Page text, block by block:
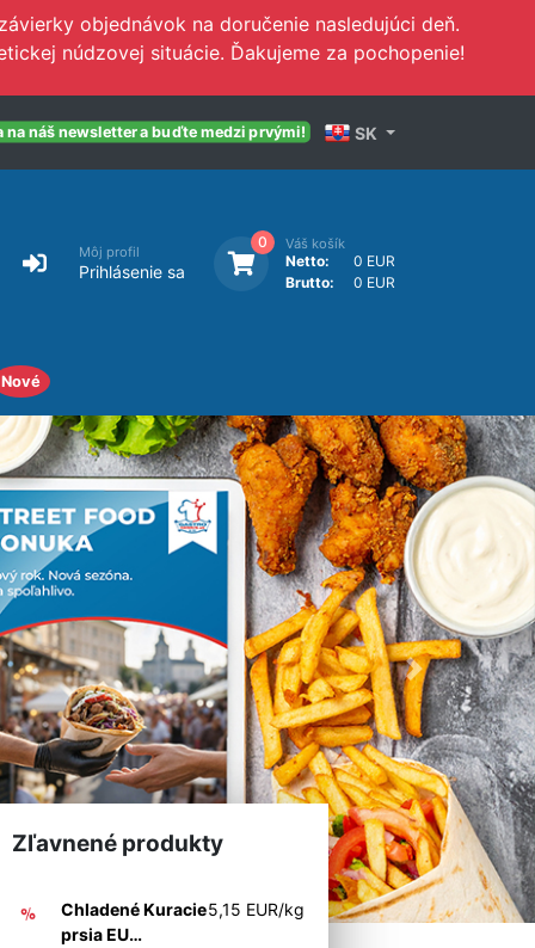
objednávok na doručenie nasledujúci deň.
núdzovej situácie. Ďakujeme za pochopenie!
na náš newsletter a buďte medzi prvými! SK
Môj profil
Prihlásenie sa
0 Váš košík
Netto:
0 EUR
Brutto:
0 EUR
Nové
Next
Zľavnené produkty
Chladené Kuracie
prsia EU
5,15 EUR/kg